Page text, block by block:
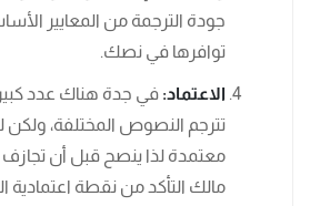
جودة الترجمة من المعايير
توافرها في نصك.
الاعتماد: في جدة هناك عدد
تترجم النصوص المختلفة، ولكن
معتمدة لذا ينصح قبل أن
مالك التأكد من نقطة اعتمادية